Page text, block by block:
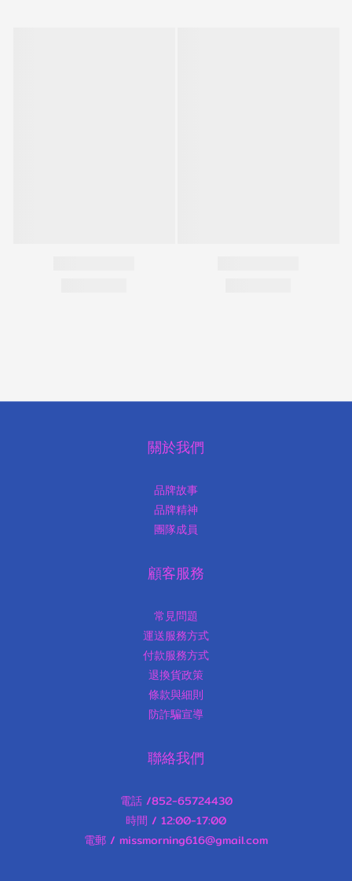
關於我們
品牌故事
品牌精神
團隊成員
顧客服務
常見問題
運送服務方式
付款服務方式
退換貨政策
條款與細則
防詐騙宣導
聯絡我們
電話 /852-65724430
時間 / 12:00-17:00
電郵 / missmorning616@gmail.com